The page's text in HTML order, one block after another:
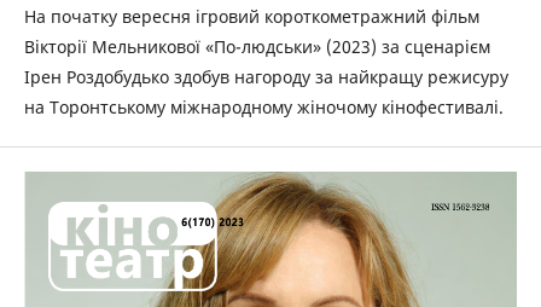
На початку вересня ігровий короткометражний фільм
Вікторії Мельникової «По-людськи» (2023) за сценарієм
Ірен Роздобудько здобув нагороду за найкращу режисуру
на Торонтському міжнародному жіночому кінофестивалі.